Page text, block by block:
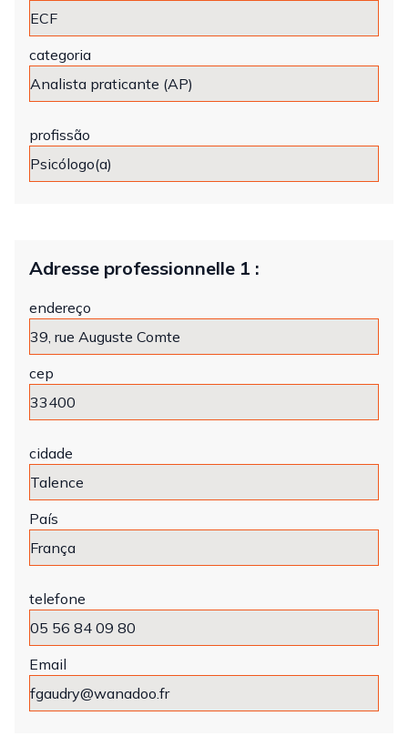
categoria
profissão
Adresse professionnelle 1 :
endereço
cep
cidade
País
telefone
Email